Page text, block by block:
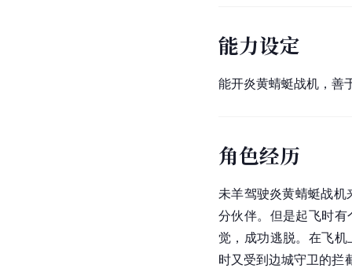
能力设定
能开炎黄蜻蜓战机，善
角色经历
未羊驾驶炎黄蜻蜓战
分伙伴。但是起飞时有
觉，成功逃脱。在飞机
时又受到边城守卫的拦